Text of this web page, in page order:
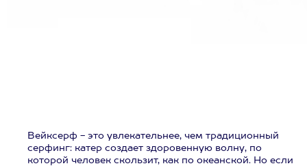
Вейксерф - это увлекательнее, чем традиционный
серфинг: катер создает здоровенную волну, по
которой человек скользит, как по океанской. Но если